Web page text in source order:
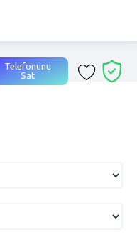
Telefonunu
Sat